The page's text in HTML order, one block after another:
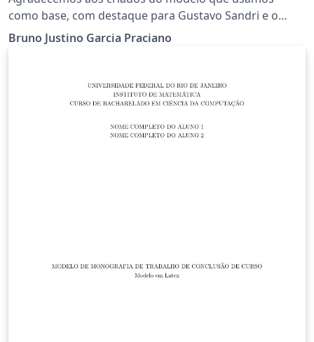
como base, com destaque para Gustavo Sandri e o
prof. Geovany Araújo Borges.
Bruno Justino Garcia Praciano